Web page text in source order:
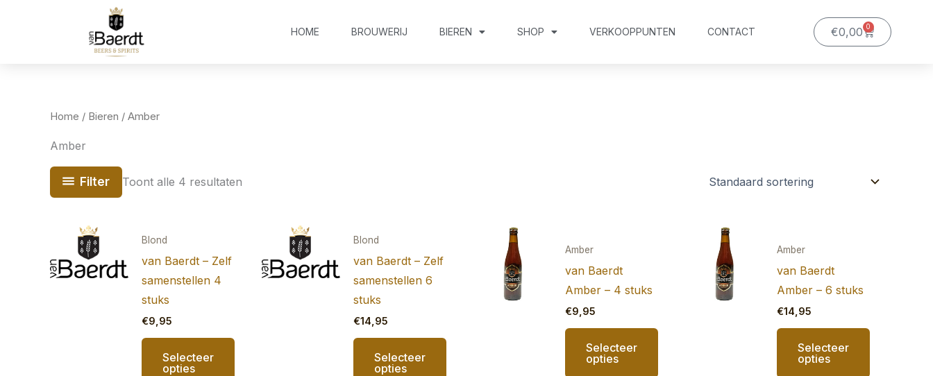
HOME BROUWERIJ BIEREN SHOP VERKOOPPUNTEN CONTACT €0,00 0
Winkelwagen
Home / Bieren / Amber
Amber
Filter Toont alle 4 resultaten
Blond
van Baerdt – Zelf
samenstellen 4
stuks
€9,95
Selecteer
opties
Blond
van Baerdt – Zelf
samenstellen 6
stuks
€14,95
Selecteer
opties
Amber
van Baerdt
Amber – 4 stuks
€9,95
Selecteer
opties
Amber
van Baerdt
Amber – 6 stuks
€14,95
Selecteer
opties